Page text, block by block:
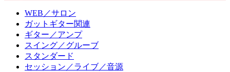
WEB／サロン
ガットギター関連
ギター／アンプ
スイング／グルーブ
スタンダード
セッション／ライブ／音源